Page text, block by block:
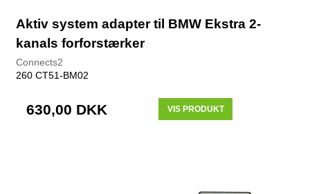
Aktiv system adapter til BMW Ekstra 2-
kanals forforstærker
Connects2
260 CT51-BM02
630,00 DKK VIS PRODUKT